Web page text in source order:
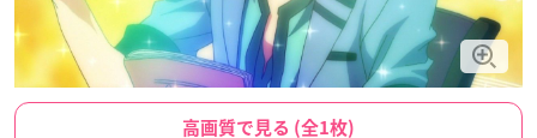
高画質で見る (全1枚)